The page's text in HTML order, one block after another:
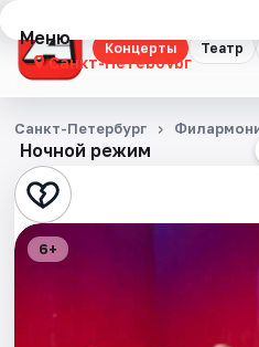
Концерты Театр
Меню
Санкт-Петербург
Концерты
Театр
Стендап
Квесты
Ночной режим
Санкт-Петербург
6+